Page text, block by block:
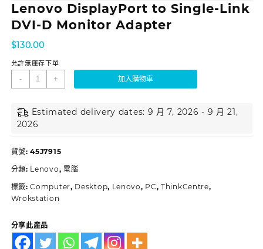
Lenovo DisplayPort to Single-Link
DVI-D Monitor Adapter
$130.00
允許無庫存下單
- + 加入購物車
Estimated delivery dates: 9 月 7, 2026 - 9 月 21,
2026
貨號:45J7915
分類: Lenovo, 電腦
標籤:Computer, Desktop, Lenovo, PC,ThinkCentre,
Wrokstation
分享此產品